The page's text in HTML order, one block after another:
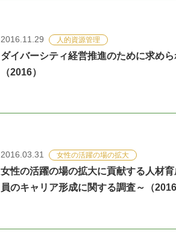
2016.11.29 人的資源管理
ダイバーシティ経営推進のために求め
（2016）
2016.03.31 女性の活躍の場の拡大
女性の活躍の場の拡大に貢献する人材
員のキャリア形成に関する調査～（2016